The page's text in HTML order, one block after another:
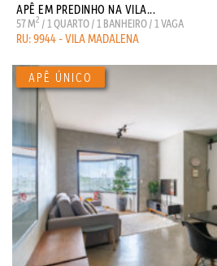
APÊ EM PREDINHO NA VILA...
57 M2 / 1 QUARTO / 1 BANHEIRO / 1 VAGA
RU: 9944 - VILA MADALENA